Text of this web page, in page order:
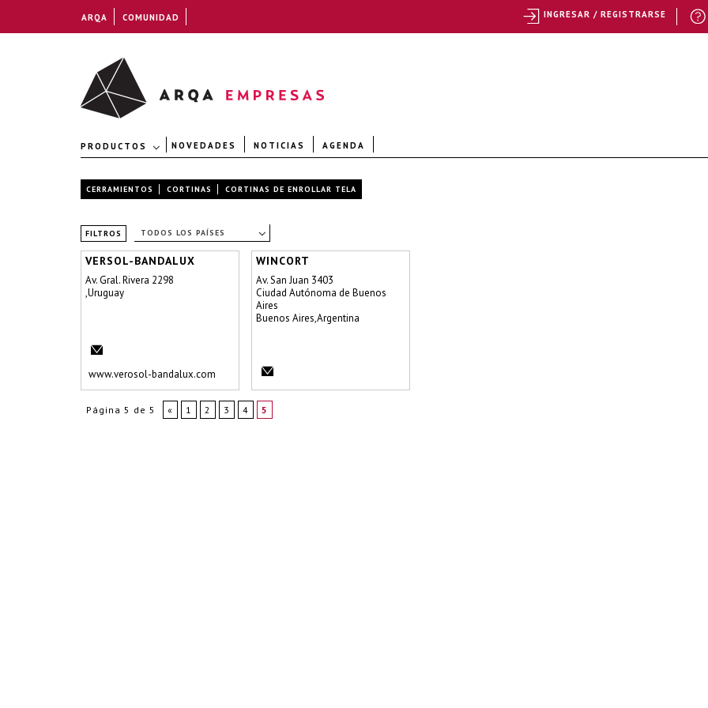
PRODUCTOS NOVEDADES NOTICIAS AGENDA
CERRAMIENTOS CORTINAS CORTINAS DE ENROLLAR TELA
FILTROS TODOS LOS PAÍSES
VERSOL-BANDALUX
Av. Gral. Rivera 2298
,Uruguay
www.verosol-bandalux.com
WINCORT
Av. San Juan 3403
Ciudad Autónoma de Buenos
Aires
Buenos Aires,Argentina
Página 5 de 5 « 1 2 3 4 5
ARQA COMUNIDAD INGRESAR / REGISTRARSE